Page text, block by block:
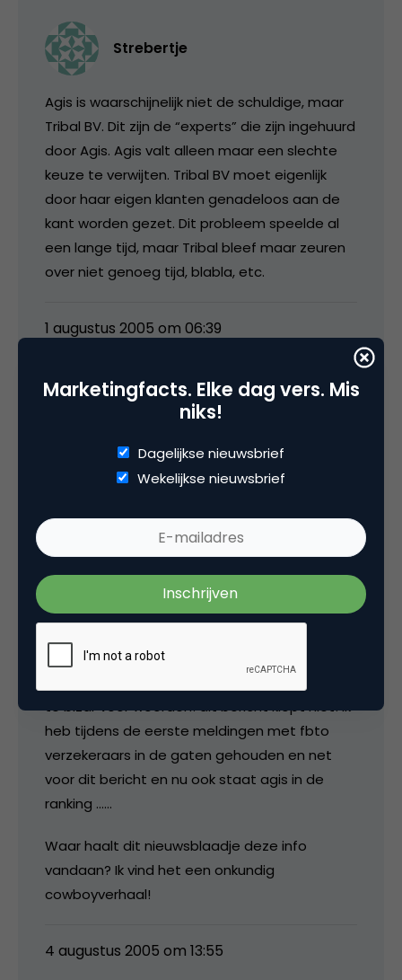
Strebertje
Agis is waarschijnelijk niet de schuldige, maar
Tribal BV. Dit zijn de “experts” die zijn ingehuurd
door Agis. Agis valt alleen maar een slechte
keuze te verwijten. Tribal BV moet eigenlijk
door haar eigen klanten genadeloos aan de
kant worden gezet. Dit probleem speelde al
een lange tijd, maar Tribal bleef maar zeuren
over niet genoeg tijd, blabla, etc.
1 augustus 2005 om 06:39
@marco: Thanks
1 augustus 2005 om 06:42
Peter
te bizar voor woorden! dit bericht klopt niet! ik
heb tijdens de eerste meldingen met fbto
verzekeraars in de gaten gehouden en net
voor dit bericht en nu ook staat agis in de
ranking ……
Waar haalt dit nieuwsblaadje deze info
vandaan? Ik vind het een onkundig
cowboyverhaal!
4 augustus 2005 om 13:55
Marketingfacts. Elke dag vers. Mis
niks!
Dagelijkse nieuwsbrief
Wekelijkse nieuwsbrief